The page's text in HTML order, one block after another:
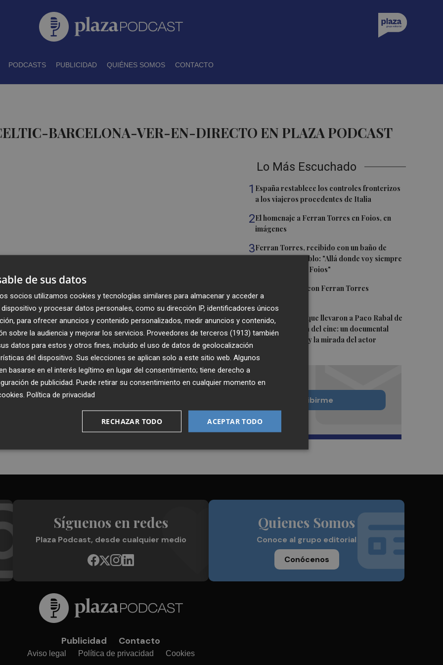
PODCASTS PUBLICIDAD QUIÉNES SOMOS CONTACTO
BARCELONA-VER-EN-DIRECTO EN PLAZA PODCAST
Lo Más Escuchado
1 España restablece los controles fronterizos
a los viajeros procedentes de Italia
2El homenaje a Ferran Torres en Foios, en
imágenes
3Ferran Torres, recibido con un baño de
masas en su pueblo: "Allá donde voy siempre
digo que soy de Foios"
Foios se vuelca con Ferran Torres
5Las '200 vidas' que llevaron a Paco Rabal de
Águilas a la cima del cine: un documental
recupera la voz y la mirada del actor
Recibe toda la actualidad de
Plaza Podcast en tu correo
Quiero suscribirme
Síguenos en redes
Plaza Podcast, desde cualquier medio
Quienes Somos
Conoce al grupo editorial
Conócenos
Publicidad Contacto
Aviso legal Política de privacidad Cookies
de sus datos
socios utilizamos cookies y tecnologías similares para almacenar y acceder a
y procesar datos personales, como su dirección IP, identificadores únicos
para ofrecer anuncios y contenido personalizados, medir anuncios y contenido,
sobre la audiencia y mejorar los servicios. Proveedores de terceros (1913) también
datos para estos y otros fines, incluido el uso de datos de geolocalización
del dispositivo. Sus elecciones se aplican solo a este sitio web. Algunos
basarse en el interés legítimo en lugar del consentimiento; tiene derecho a
de publicidad . Puede retirar su consentimiento en cualquier momento en
Política de privacidad
ACEPTAR TODO
RECHAZAR TODO